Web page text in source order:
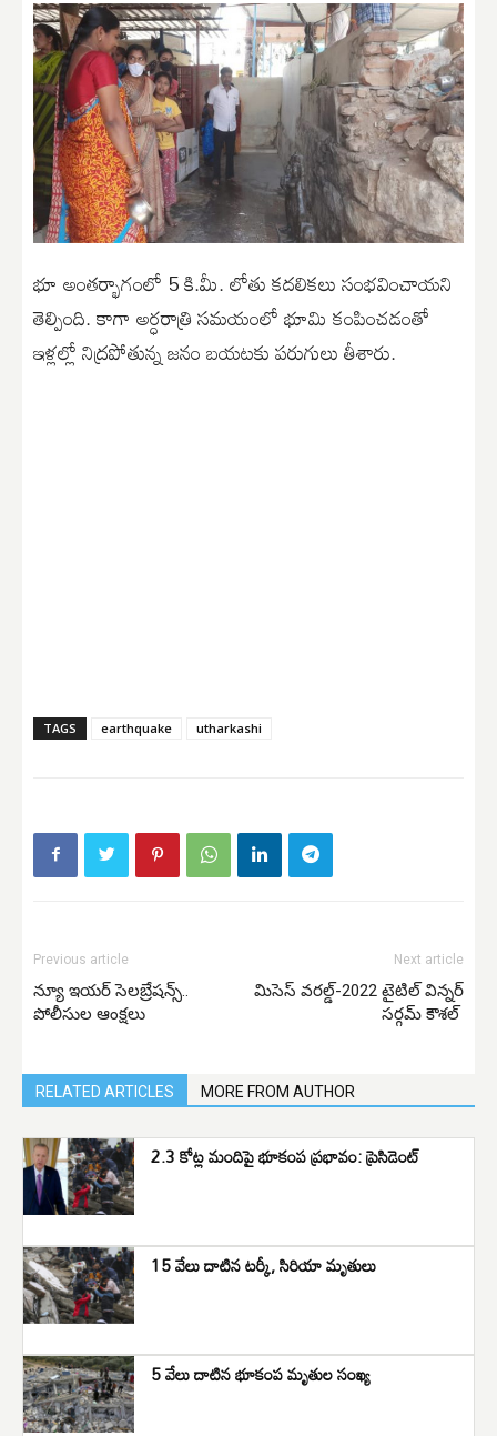
భూ అంతర్భాగంలో 5 కి.మీ. లోతు కదలికలు సంభవించాయని
తెల్పింది. కాగా అర్ధరాత్రి సమయంలో భూమి కంపించడంతో
ఇళ్లల్లో నిద్రపోతున్న జనం బయటకు పరుగులు తీశారు.
TAGS earthquake utharkashi
Previous article
న్యూ ఇయర్ సెలబ్రేషన్స్..
పోలీసుల ఆంక్షలు
Next article
మిసెస్ వరల్డ్-2022 టైటిల్ విన్నర్
సర్గమ్ కౌశల్
RELATED ARTICLES MORE FROM AUTHOR
2.3 కోట్ల మందిపై భూకంప ప్రభావం: ప్రెసిడెంట్
15 వేలు దాటిన టర్కీ, సిరియా మృతులు
5 వేలు దాటిన భూకంప మృతుల సంఖ్య